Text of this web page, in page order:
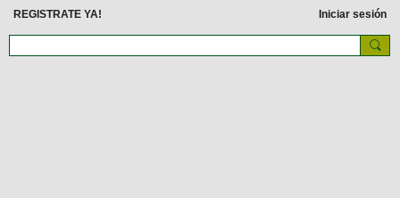
REGISTRATE YA! Iniciar sesión